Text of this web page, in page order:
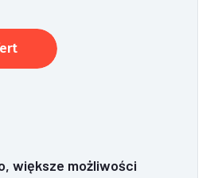
większe możliwości